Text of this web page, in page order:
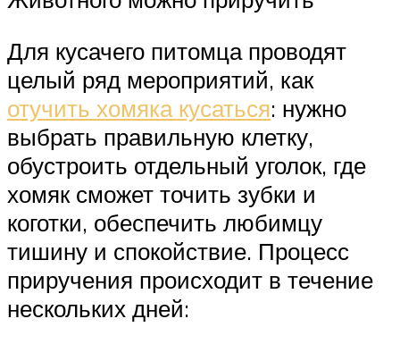
Для кусачего питомца проводят
целый ряд мероприятий, как
отучить хомяка кусаться: нужно
выбрать правильную клетку,
обустроить отдельный уголок, где
хомяк сможет точить зубки и
коготки, обеспечить любимцу
тишину и спокойствие. Процесс
приручения происходит в течение
нескольких дней: